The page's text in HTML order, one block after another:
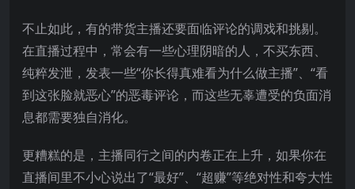
不止如此，有的带货主播还要面临评论的调戏和挑剔。
在直播过程中，常会有一些心理阴暗的人，不买东西、
纯粹发泄，发表一些“你长得真难看为什么做主播”、“看
到这张脸就恶心”的恶毒评论，而这些无辜遭受的负面消
息都需要独自消化。
更糟糕的是，主播同行之间的内卷正在上升，如果你在
直播间里不小心说出了“最好”、“超赚”等绝对性和夸大性